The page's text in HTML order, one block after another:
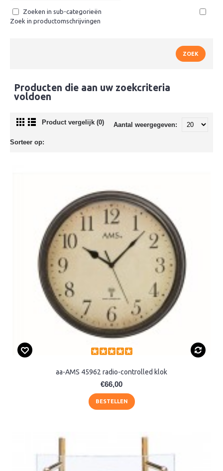
Zoeken in sub-categorieën
Zoek in productomschrijvingen
Producten die aan uw zoekcriteria
voldoen
Product vergelijk (0) Aantal weergegeven:
Sorteer op:
aa-AMS 45962 radio-controlled klok
€66,00
BESTELLEN